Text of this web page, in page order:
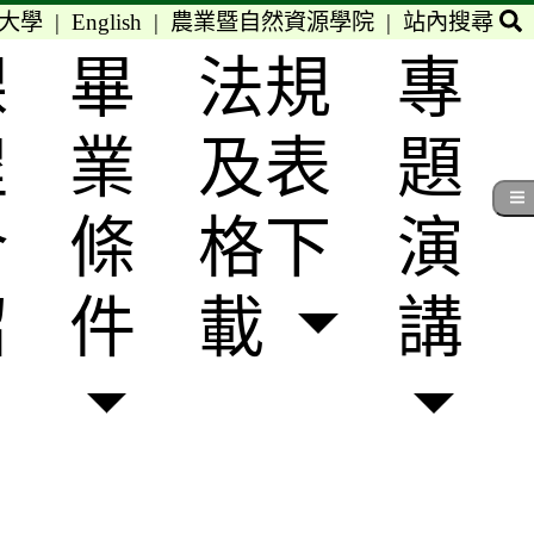
學| English | 農業暨自然資源學院| 站內搜尋
畢
業
條
件
法規
及表
格下
載
專
題
演
講